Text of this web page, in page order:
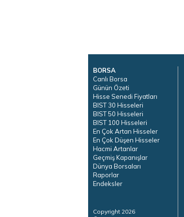
BORSA
Canlı Borsa
Günün Özeti
Hisse Senedi Fiyatları
BIST 30 Hisseleri
BIST 50 Hisseleri
BIST 100 Hisseleri
En Çok Artan Hisseler
En Çok Düşen Hisseler
Hacmi Artanlar
Geçmiş Kapanışlar
Dünya Borsaları
Raporlar
Endeksler
Copyright 2026